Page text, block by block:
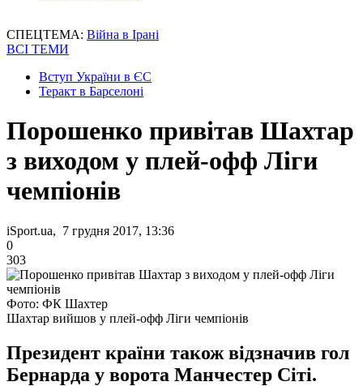
СПЕЦТЕМА: Війна в Ірані
ВСІ ТЕМИ
Вступ України в ЄС
Теракт в Барселоні
Порошенко привітав Шахтар
з виходом у плей-офф Ліги
чемпіонів
iSport.ua, 7 грудня 2017, 13:36
0
303
Фото: ФК Шахтер
Шахтар вийшов у плей-офф Ліги чемпіонів
Президент країни також відзначив гол
Бернарда у ворота Манчестер Сіті.